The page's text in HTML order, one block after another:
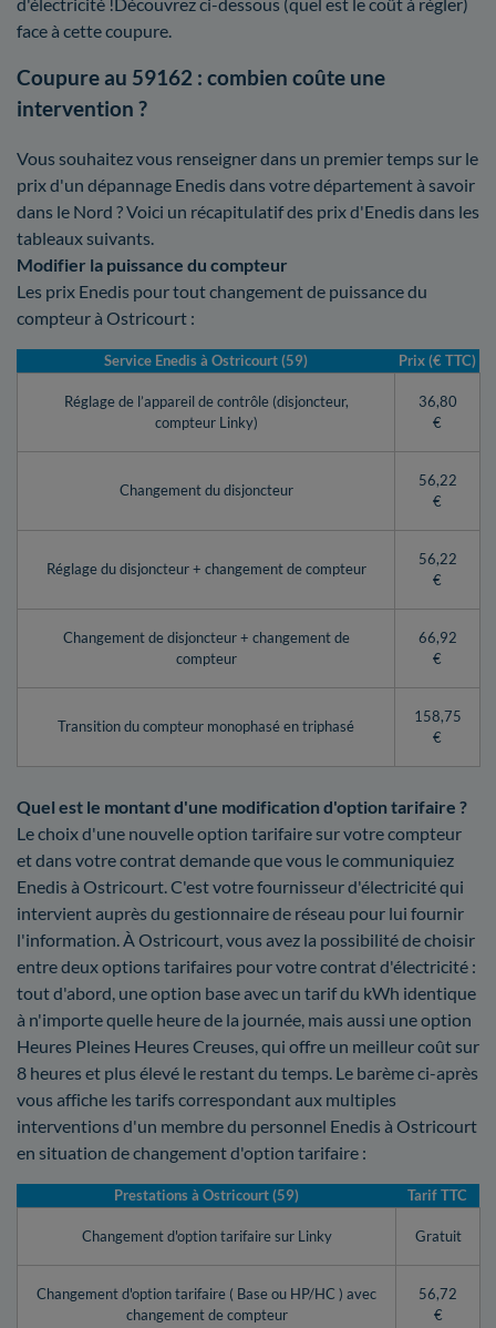
face à cette coupure.
Coupure au 59162 : combien coûte une
intervention ?
Vous souhaitez vous renseigner dans un premier temps sur le
prix d'un dépannage Enedis dans votre département à savoir
dans le Nord ? Voici un récapitulatif des prix d'Enedis dans les
tableaux suivants.
Modifier la puissance du compteur
Les prix Enedis pour tout changement de puissance du
compteur à Ostricourt :
Service Enedis à Ostricourt (59) Prix (€ TTC)
Réglage de l’appareil de contrôle (disjoncteur,
compteur Linky)
36,80
€
Changement du disjoncteur
56,22
€
Réglage du disjoncteur + changement de compteur
56,22
€
Changement de disjoncteur + changement de
compteur
66,92
€
Transition du compteur monophasé en triphasé
158,75
€
Quel est le montant d'une modification d'option tarifaire ?
Le choix d'une nouvelle option tarifaire sur votre compteur
et dans votre contrat demande que vous le communiquiez
Enedis à Ostricourt. C'est votre fournisseur d'électricité qui
intervient auprès du gestionnaire de réseau pour lui fournir
l'information. À Ostricourt, vous avez la possibilité de choisir
entre deux options tarifaires pour votre contrat d'électricité :
tout d'abord, une option base avec un tarif du kWh identique
à n'importe quelle heure de la journée, mais aussi une option
Heures Pleines Heures Creuses, qui offre un meilleur coût sur
8 heures et plus élevé le restant du temps. Le barème ci-après
vous affiche les tarifs correspondant aux multiples
interventions d'un membre du personnel Enedis à Ostricourt
en situation de changement d'option tarifaire :
Prestations à Ostricourt (59) Tarif TTC
Changement d'option tarifaire sur Linky Gratuit
Changement d'option tarifaire ( Base ou HP/HC ) avec
changement de compteur
56,72
€